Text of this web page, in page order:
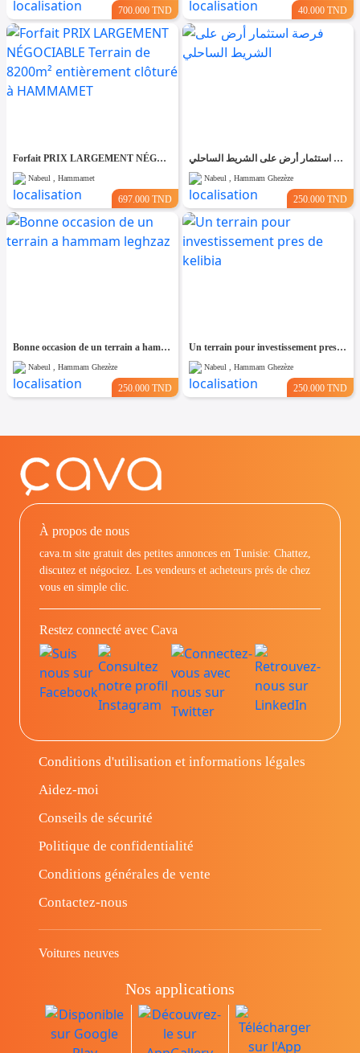
700.000 TND 40.000 TND
Forfait PRIX LARGEMENT NÉGOCIABLE Terrain de 8200m² entièrement clôturé à HAMMAMET
Nabeul , Hammamet
697.000 TND
فرصة استثمار أرض على الشريط الساحلي
Nabeul , Hammam Ghezèze
250.000 TND
Bonne occasion de un terrain a hammam leghzaz
Nabeul , Hammam Ghezèze
250.000 TND
Un terrain pour investissement pres de kelibia
Nabeul , Hammam Ghezèze
250.000 TND
À propos de nous
cava.tn site gratuit des petites annonces en Tunisie: Chattez,
discutez et négociez. Les vendeurs et acheteurs prés de chez
vous en simple clic.
Restez connecté avec Cava
Conditions d'utilisation et informations légales
Aidez-moi
Conseils de sécurité
Politique de confidentialité
Conditions générales de vente
Contactez-nous
Voitures neuves
Nos applications